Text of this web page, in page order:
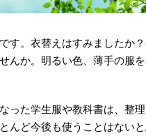
す。衣替えはすみましたか
んか。明るい色、薄手の服
った学生服や教科書は、整
んど今後も使うことはないと